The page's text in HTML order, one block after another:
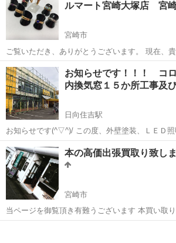
です。 場所：佐土原マクドナルド...
ルマート宮崎大塚店 宮
宮崎市
ご覧いただき、ありがとうございます。 現在、貴金属の価格が日々、
高騰しています。 お持ちの貴金属の価格を知りたい方！ 壊れてしまっ
宮崎 宮崎市 リサイクルショップ
お知らせです！！！ コ
内換気窓１５か所工事
日向住吉駅
お知らせです(^▽^)/ この度、外壁塗装、ＬＥＤ照明工事に伴い店内店
外リニューアルしておりますのでご迷惑をお掛けします。
ナ対策の一環として店内換気窓１５か所の工事も
すのでご安心して...
宮崎 宮崎市 日向住吉駅 リサイクル
本の高価出張買取り致しま
宮崎市
当ページを御覧頂き有難うございます 本買い取り ハレのヒ と言い
ます☆ ご自宅にある読まない本など、処分する前に一度査定されてみ